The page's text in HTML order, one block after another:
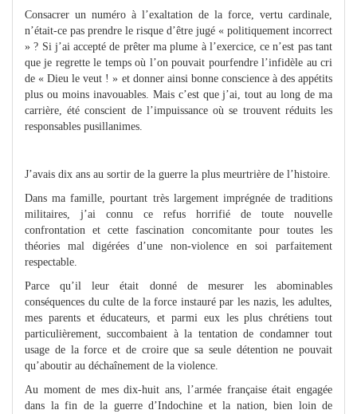
Consacrer un numéro à l’exaltation de la force, vertu cardinale,
n’était-ce pas prendre le risque d’être jugé « politiquement incorrect
» ? Si j’ai accepté de prêter ma plume à l’exercice, ce n’est pas tant
que je regrette le temps où l’on pouvait pourfendre l’infidèle au cri
de « Dieu le veut ! » et donner ainsi bonne conscience à des appétits
plus ou moins inavouables. Mais c’est que j’ai, tout au long de ma
carrière, été conscient de l’impuissance où se trouvent réduits les
responsables pusillanimes.
J’avais dix ans au sortir de la guerre la plus meurtrière de l’histoire.
Dans ma famille, pourtant très largement imprégnée de traditions
militaires, j’ai connu ce refus horrifié de toute nouvelle
confrontation et cette fascination concomitante pour toutes les
théories mal digérées d’une non-violence en soi parfaitement
respectable.
Parce qu’il leur était donné de mesurer les abominables
conséquences du culte de la force instauré par les nazis, les adultes,
mes parents et éducateurs, et parmi eux les plus chrétiens tout
particulièrement, succombaient à la tentation de condamner tout
usage de la force et de croire que sa seule détention ne pouvait
qu’aboutir au déchaînement de la violence.
Au moment de mes dix-huit ans, l’armée française était engagée
dans la fin de la guerre d’Indochine et la nation, bien loin de